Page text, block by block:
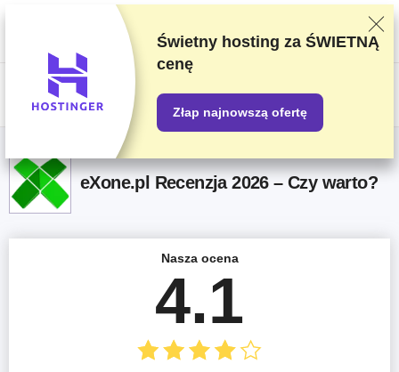
Oceniamy dostawców w oparciu o rygorystyczne testy i badania, ale
także bierzemy pod uwagę opinie użytkowników i nasze umowy handlowe
z dostawcami. Ta strona zawiera linki partnerskie.Oświadczenie
dotyczące reklam
US$
eXone.pl Recenzja 2026 – Czy warto?
Nasza ocena
4.1
Świetny hosting za ŚWIETNĄ
cenę
Złap najnowszą ofertę